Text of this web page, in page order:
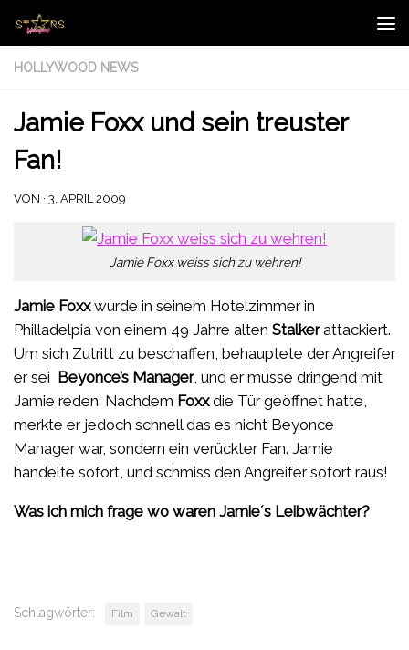
Zum Inhalt springen
HOLLYWOOD NEWS
Jamie Foxx und sein treuster
Fan!
VON · 3. APRIL 2009
Jamie Foxx weiss sich zu wehren!
Jamie Foxxwurde in seinem Hotelzimmer in
Philladelpia von einem 49 Jahre alten Stalkerattackiert.
Um sich Zutritt zu beschaffen, behauptete der Angreifer
er sei Beyonce’s Manager, und er müsse dringend mit
Jamie reden. Nachdem Foxxdie Tür geöffnet hatte,
merkte er jedoch schnell das es nicht Beyonce
Manager war, sondern ein verückter Fan. Jamie
handelte sofort, und schmiss den Angreifer sofort raus!
Was ich mich frage wo waren Jamie´s Leibwächter?
Schlagwörter: Film Gewalt